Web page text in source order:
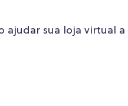
ajudar sua loja virtual a